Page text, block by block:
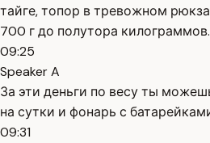
тайге, топор в тревожном
700 г до полутора килограммов.
09:25
Speaker A
За эти деньги по весу ты
на сутки и фонарь с
09:31